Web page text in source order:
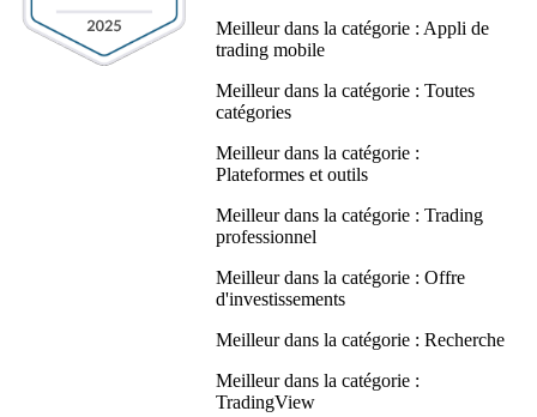
Meilleur dans la catégorie : Appli de
trading mobile
Meilleur dans la catégorie : Toutes
catégories
Meilleur dans la catégorie :
Plateformes et outils
Meilleur dans la catégorie : Trading
professionnel
Meilleur dans la catégorie : Offre
d'investissements
Meilleur dans la catégorie : Recherche
Meilleur dans la catégorie :
TradingView